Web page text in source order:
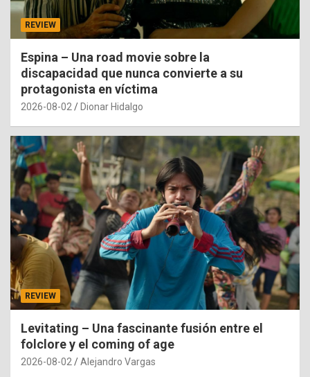
REVIEW
Espina – Una road movie sobre la
discapacidad que nunca convierte a su
protagonista en víctima
2026-08-02 Dionar Hidalgo
REVIEW
Levitating – Una fascinante fusión entre el
folclore y el coming of age
2026-08-02 Alejandro Vargas